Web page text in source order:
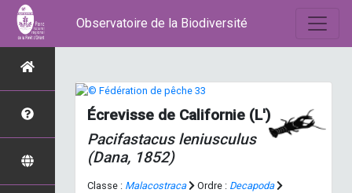
Observatoire de la Biodiversité
Écrevisse de Californie (L')
Pacifastacus leniusculus
(Dana, 1852)
Classe : Malacostraca Ordre : Decapoda